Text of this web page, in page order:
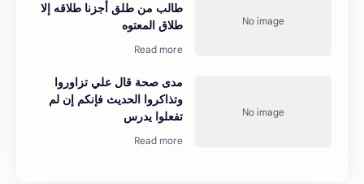
طالب من طلق أجزنا طلاقه إلا
طلاق المعتوه
مدى صحة قال علي تزاوروا
وتذاكروا الحديث فإنكم إن لم
تفعلوا يدرس